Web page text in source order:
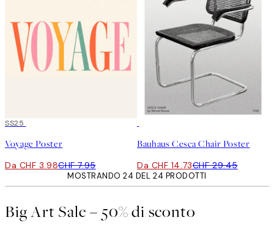
50%*
SS25
Voyage Poster
Da CHF 3.98CHF 7.95
Bauhaus Cesca Chair Poster
Da CHF 14.73CHF 29.45
MOSTRANDO 24 DEL 24 PRODOTTI
Big Art Sale – 50% di sconto